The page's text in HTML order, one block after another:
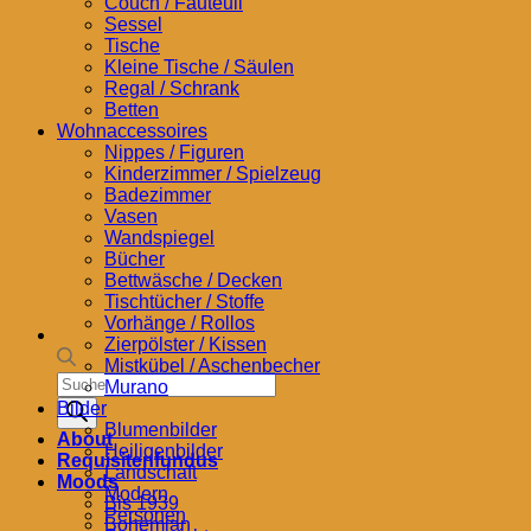
Products
search
About
Requisitenfundus
Moods
Bis 1939
Bohemian
Sessel
Tische
Kleine Tische / Säulen
Regal / Schrank
Betten
Wohnaccessoires
Nippes / Figuren
Kinderzimmer / Spielzeug
Badezimmer
Vasen
Wandspiegel
Bücher
Bettwäsche / Decken
Tischtücher / Stoffe
Vorhänge / Rollos
Zierpölster / Kissen
Mistkübel / Aschenbecher
Murano
Bilder
Blumenbilder
Heiligenbilder
Landschaft
Modern
Personen